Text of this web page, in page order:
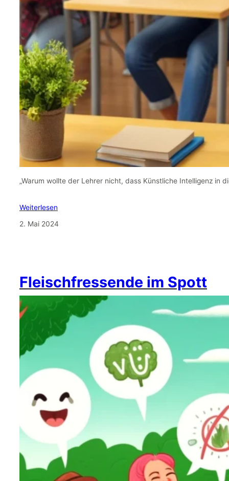
„Warum wollte der Lehrer nicht, dass Künstliche Intelligenz in
Weiterlesen
2. Mai 2024
Fleischfressende im Spott